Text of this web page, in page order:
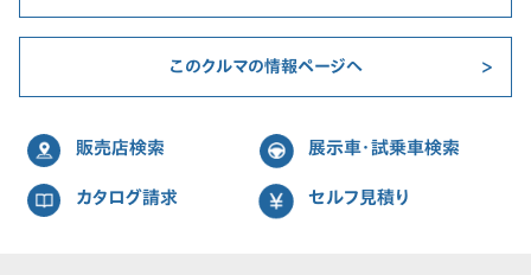
このクルマの情報ページへ
販売店検索 展示車・試乗車検索
カタログ請求 セルフ見積り